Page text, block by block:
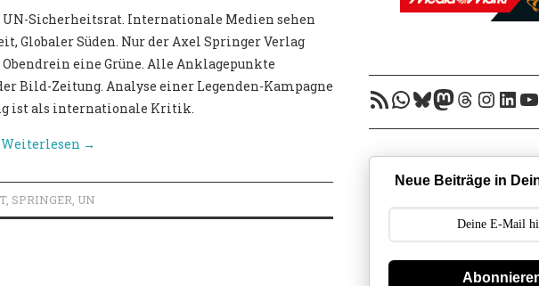
Sicherheitsrat. Internationale Medien sehen
Globaler Süden. Nur der Axel Springer Verlag
eine Grüne. Alle Anklagepunkte
Bild-Zeitung. Analyse einer Legenden-Kampagne
ist als internationale Kritik.
Weiterlesen →
, SPRINGER, UN
RSS-FeedWhatsApp
Bluesky
Mastodon
Threads
Neue Beiträge in